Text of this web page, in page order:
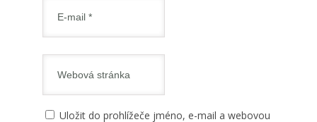
Uložit do prohlížeče jméno, e-mail a webovou